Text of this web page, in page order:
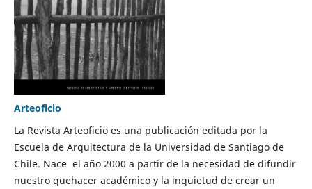
Arteoficio
La Revista Arteoficio es una publicación editada por la
Escuela de Arquitectura de la Universidad de Santiago de
Chile. Nace el año 2000 a partir de la necesidad de difundir
nuestro quehacer académico y la inquietud de crear un